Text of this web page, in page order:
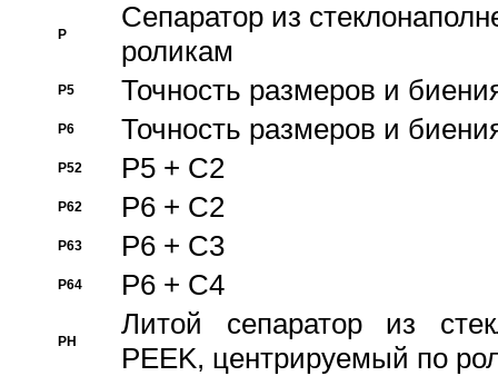
P
Cепаратор из
роликам
P5 Точность размеров и
P6 Точность размеров и
P52 P5 + C2
P62 P6 + C2
P63 P6 + C3
P64 P6 + C4
PH
Литой сепаратор из
PEEK, центрируемый по